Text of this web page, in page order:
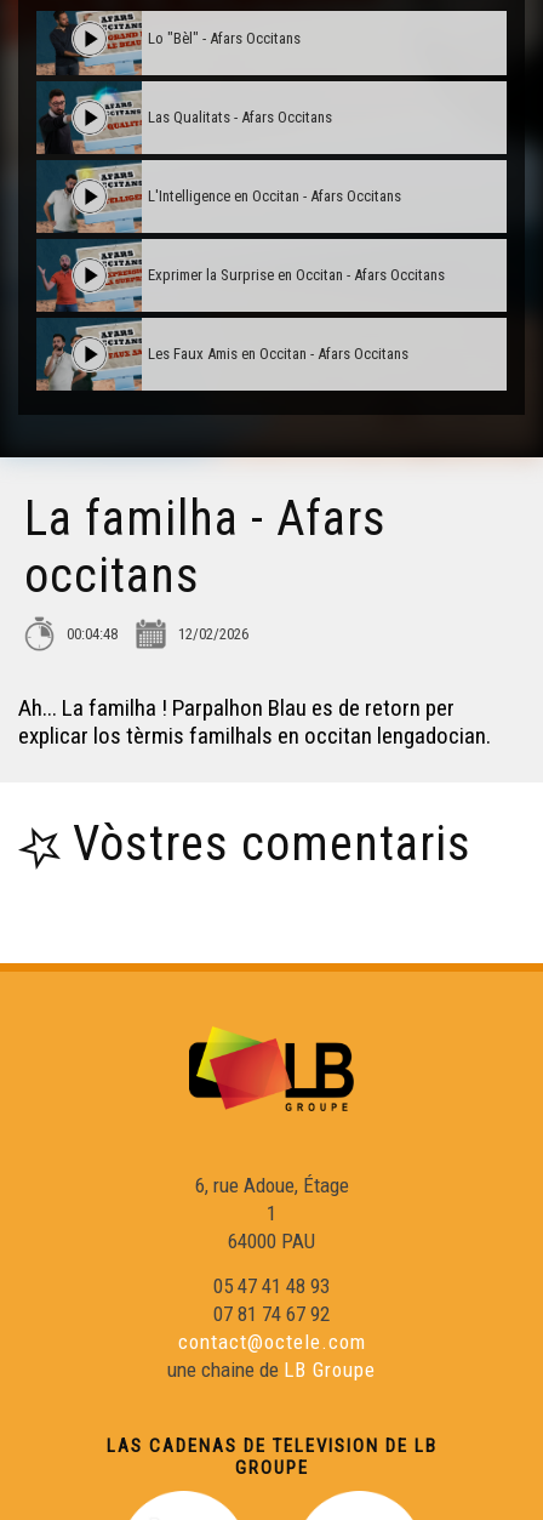
Lo "Bèl" - Afars Occitans
Las Qualitats - Afars Occitans
L'Intelligence en Occitan - Afars Occitans
Exprimer la Surprise en Occitan - Afars Occitans
Les Faux Amis en Occitan - Afars Occitans
La familha - Afars
occitans
00:04:48 12/02/2026
Ah... La familha ! Parpalhon Blau es de retorn per
explicar los tèrmis familhals en occitan lengadocian.
Vòstres comentaris
6, rue Adoue, Étage
1
64000 PAU
05 47 41 48 93
07 81 74 67 92
contact@octele.com
une chaine de LB Groupe
LAS CADENAS DE TELEVISION DE LB
GROUPE